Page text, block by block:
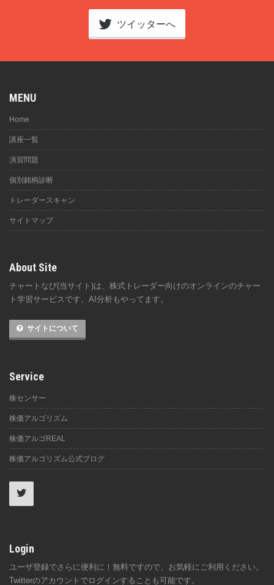
ツイッターへ
MENU
Home
講座一覧
演習問題
個別銘柄診断
トレーダースキャン
サイトマップ
About Site
チャートなび(当サイト)は、株式トレーダー向けのオンラインのチャー
ト学習サービスです。AI分析もやってます。
サイトについて
Service
株センサー
株価アルゴリズム
株価アルゴREAL
株価アルゴリズム公式ブログ
Login
ユーザ登録でさらに便利に！無料ですので、お気軽にご利用ください。
Twitterのアカウントでログインすることも可能です。